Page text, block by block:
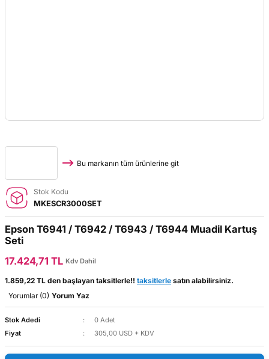
Bu markanın tüm ürünlerine git
Stok Kodu
MKESCR3000SET
Epson T6941 / T6942 / T6943 / T6944 Muadil Kartuş
Seti
17.424,71 TL Kdv Dahil
1.859,22 TL den başlayan taksitlerle!! taksitlerle satın alabilirsiniz.
Yorumlar (0) Yorum Yaz
Stok Adedi
0 Adet
Fiyat
305,00 USD + KDV